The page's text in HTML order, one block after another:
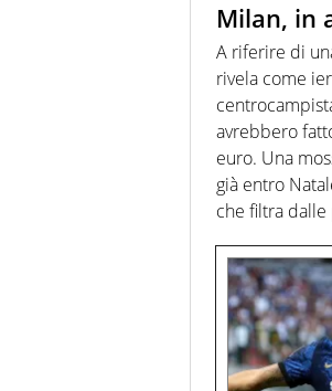
Milan, in
A riferire di
rivela come
avrebbero
euro. Una
già entro
che filtra